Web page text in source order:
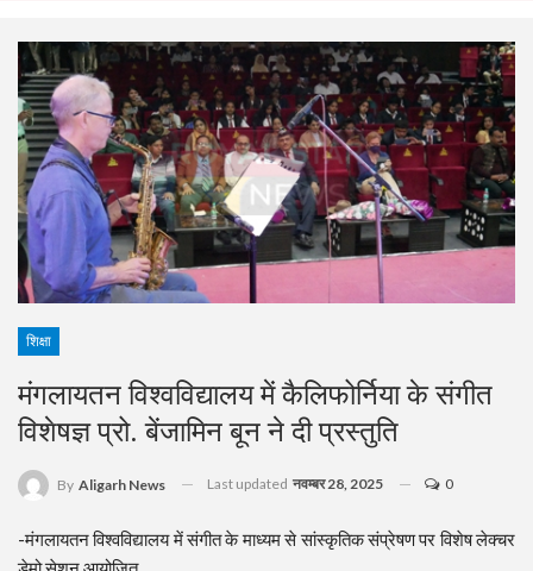
शिक्षा
मंगलायतन विश्वविद्यालय में कैलिफोर्निया के संगीत
विशेषज्ञ प्रो. बेंजामिन बून ने दी प्रस्तुति
By Aligarh News Last updated नवम्बर 28, 2025 0
-मंगलायतन विश्वविद्यालय में संगीत के माध्यम से सांस्कृतिक संप्रेषण पर विशेष लेक्चर